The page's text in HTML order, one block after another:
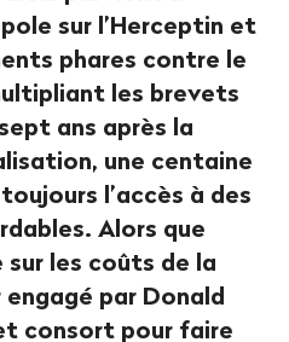
sur l’Herceptin et
phares contre le
les brevets
ans après la
une centaine
l’accès à des
Alors que
les coûts de la
par Donald
consort pour faire